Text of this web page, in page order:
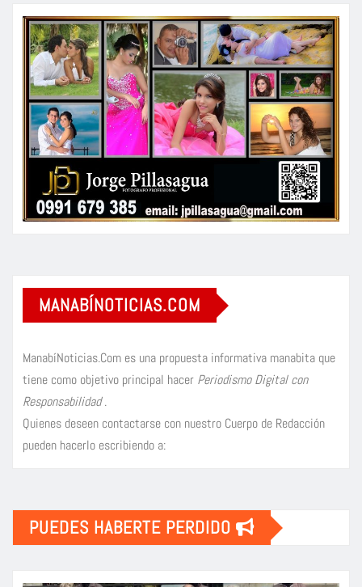
MANABÍNOTICIAS.COM
ManabíNoticias.Com es una propuesta informativa manabita que
tiene como objetivo principal hacer Periodismo Digital con
Responsabilidad.
Quienes deseen contactarse con nuestro Cuerpo de Redacción
pueden hacerlo escribiendo a:
PUEDES HABERTE PERDIDO